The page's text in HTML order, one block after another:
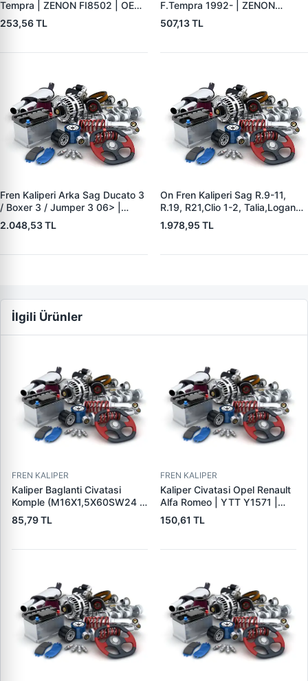
Tempra | ZENON FI8502 | OEM
5888777
253,56 TL
F.Tempra 1992- | ZENON
FI850203 | OEM 5888777
5888776
507,13 TL
Fren Kaliperi Arka Sag Ducato 3
/ Boxer 3 / Jumper 3 06> |
ZENON FI8058 | OEM
77364133
2.048,53 TL
On Fren Kaliperi Sag R.9-11,
R.19, R21,Clio 1-2, Talia,Logan
,Stepwey,Twingo,Sandero,
Megan 86> | ZENON RE8003 |
BHV158E
1.978,95 TL
İlgili Ürünler
FREN KALIPER
Kaliper Baglanti Civatasi
Komple (M16X1,5X60SW24 -
Di̇s Boyu 57MM) - Mercedes-
Benz | BESEL BKC 1660 |
85,79 TL
FREN KALIPER
Kaliper Civatasi Opel Renault
Alfa Romeo | YTT Y1571 |
OEM 542881
150,61 TL